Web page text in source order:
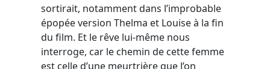
sortirait, notamment dans l’improbable
épopée version Thelma et Louise à la fin
du film. Et le rêve lui-même nous
interroge, car le chemin de cette femme
est celle d’une meurtrière que l’on